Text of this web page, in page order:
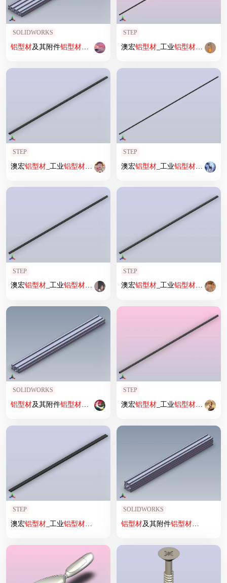
SOLIDWORKS
铝型材及其附件铝型材及其附件1.11.40.040160.10H
STEP
澳宏铝型材_工业铝型材3030GW
STEP
澳宏铝型材_工业铝型材4590轻型欧标
STEP
澳宏铝型材_工业铝型材3030G国
STEP
澳宏铝型材_工业铝型材3060GR国标
STEP
澳宏铝型材_工业铝型材3090G国
SOLIDWORKS
铝型材及其附件铝型材及其附件1.11.45.045090.06H
STEP
澳宏铝型材_工业铝型材6060轻型
STEP
澳宏铝型材_工业铝型材40160轻型欧标
SOLIDWORKS
铝型材及其附件铝型材及其附件